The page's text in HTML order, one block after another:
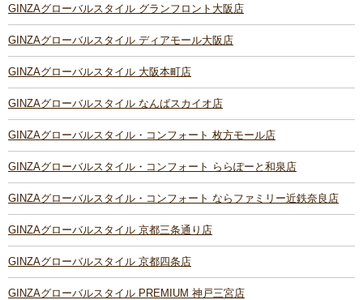
GINZAグローバルスタイル グランフロント大阪店
GINZAグローバルスタイル ディアモール大阪店
GINZAグローバルスタイル 大阪本町店
GINZAグローバルスタイル なんばスカイオ店
GINZAグローバルスタイル・コンフォート 枚方モール店
GINZAグローバルスタイル・コンフォート ららぽーと和泉店
GINZAグローバルスタイル・コンフォート ならファミリー近鉄奈良店
GINZAグローバルスタイル 京都三条通り店
GINZAグローバルスタイル 京都四条店
GINZAグローバルスタイル PREMIUM 神戸三宮店